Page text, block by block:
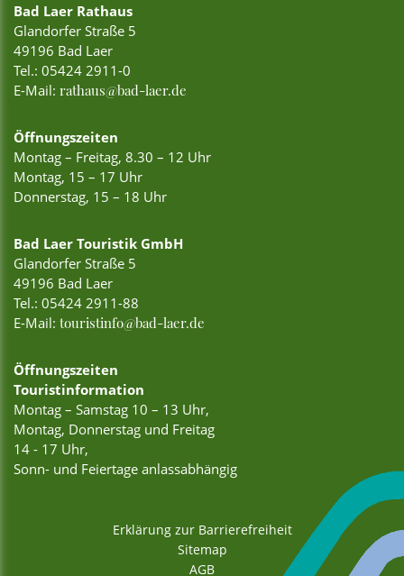
Bad Laer Rathaus
Glandorfer Straße 5
49196 Bad Laer
Tel.: 05424 2911-0
E-Mail: rathaus@bad-laer.de
Öffnungszeiten
Montag – Freitag, 8.30 – 12 Uhr
Montag, 15 – 17 Uhr
Donnerstag, 15 – 18 Uhr
Bad Laer Touristik GmbH
Glandorfer Straße 5
49196 Bad Laer
Tel.: 05424 2911-88
E-Mail: touristinfo@bad-laer.de
Öffnungszeiten
Touristinformation
Montag – Samstag 10 – 13 Uhr,
Montag, Donnerstag und Freitag
14 - 17 Uhr,
Sonn- und Feiertage anlassabhängig
Erklärung zur Barrierefreiheit
Sitemap
AGB